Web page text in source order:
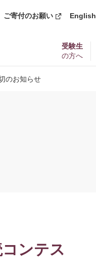
ご寄付のお願い
新
ィ
ン
ド
ウ
English
受験生
の方へ
のお知らせ
ンテス